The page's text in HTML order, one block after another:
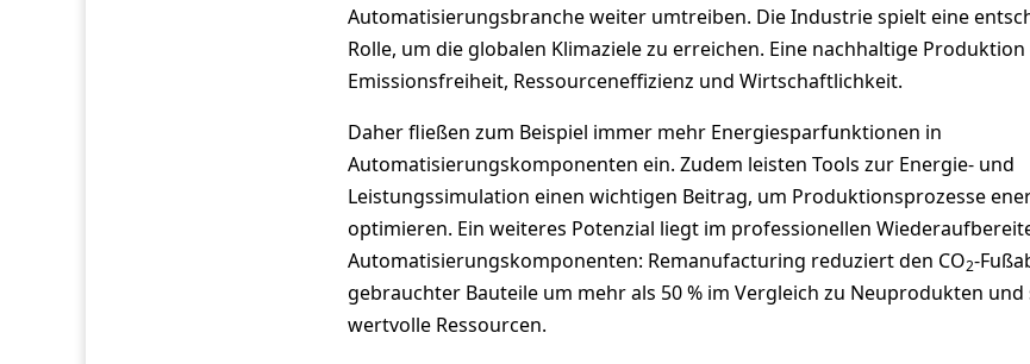
Automatisierungsbranche weiter umtreiben. Die Industrie spielt eine
Rolle, um die globalen Klimaziele zu erreichen. Eine nachhaltige
Emissionsfreiheit, Ressourceneffizienz und Wirtschaftlichkeit.
Daher fließen zum Beispiel immer mehr Energiesparfunktionen in
Automatisierungskomponenten ein. Zudem leisten Tools zur Energie- und
Leistungssimulation einen wichtigen Beitrag, um Produktionsprozesse
optimieren. Ein weiteres Potenzial liegt im professionellen
Automatisierungskomponenten: Remanufacturing reduziert den CO2-
gebrauchter Bauteile um mehr als 50 % im Vergleich zu Neuprodukten
wertvolle Ressourcen.